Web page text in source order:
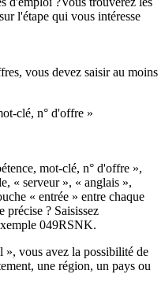
l'étape qui vous intéresse
vous devez saisir au moins
clé, n° d'offre »
mot-clé, n° d'offre »,
« serveur », « anglais »,
« entrée » entre chaque
précise ? Saisissez
049RSNK.
», vous avez la possibilité de
une région, un pays ou